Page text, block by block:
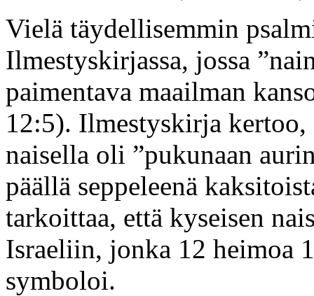
Vielä täydellisemmin
Ilmestyskirjassa, jossa
paimentava maailman
12:5). Ilmestyskirja kertoo,
naisella oli ”pukunaan
päällä seppeleenä
tarkoittaa, että kyseisen
Israeliin, jonka 12 heimoa
symboloi.